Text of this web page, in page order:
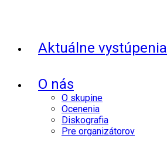
Aktuálne vystúpenia
O nás
O skupine
Ocenenia
Diskografia
Pre organizátorov